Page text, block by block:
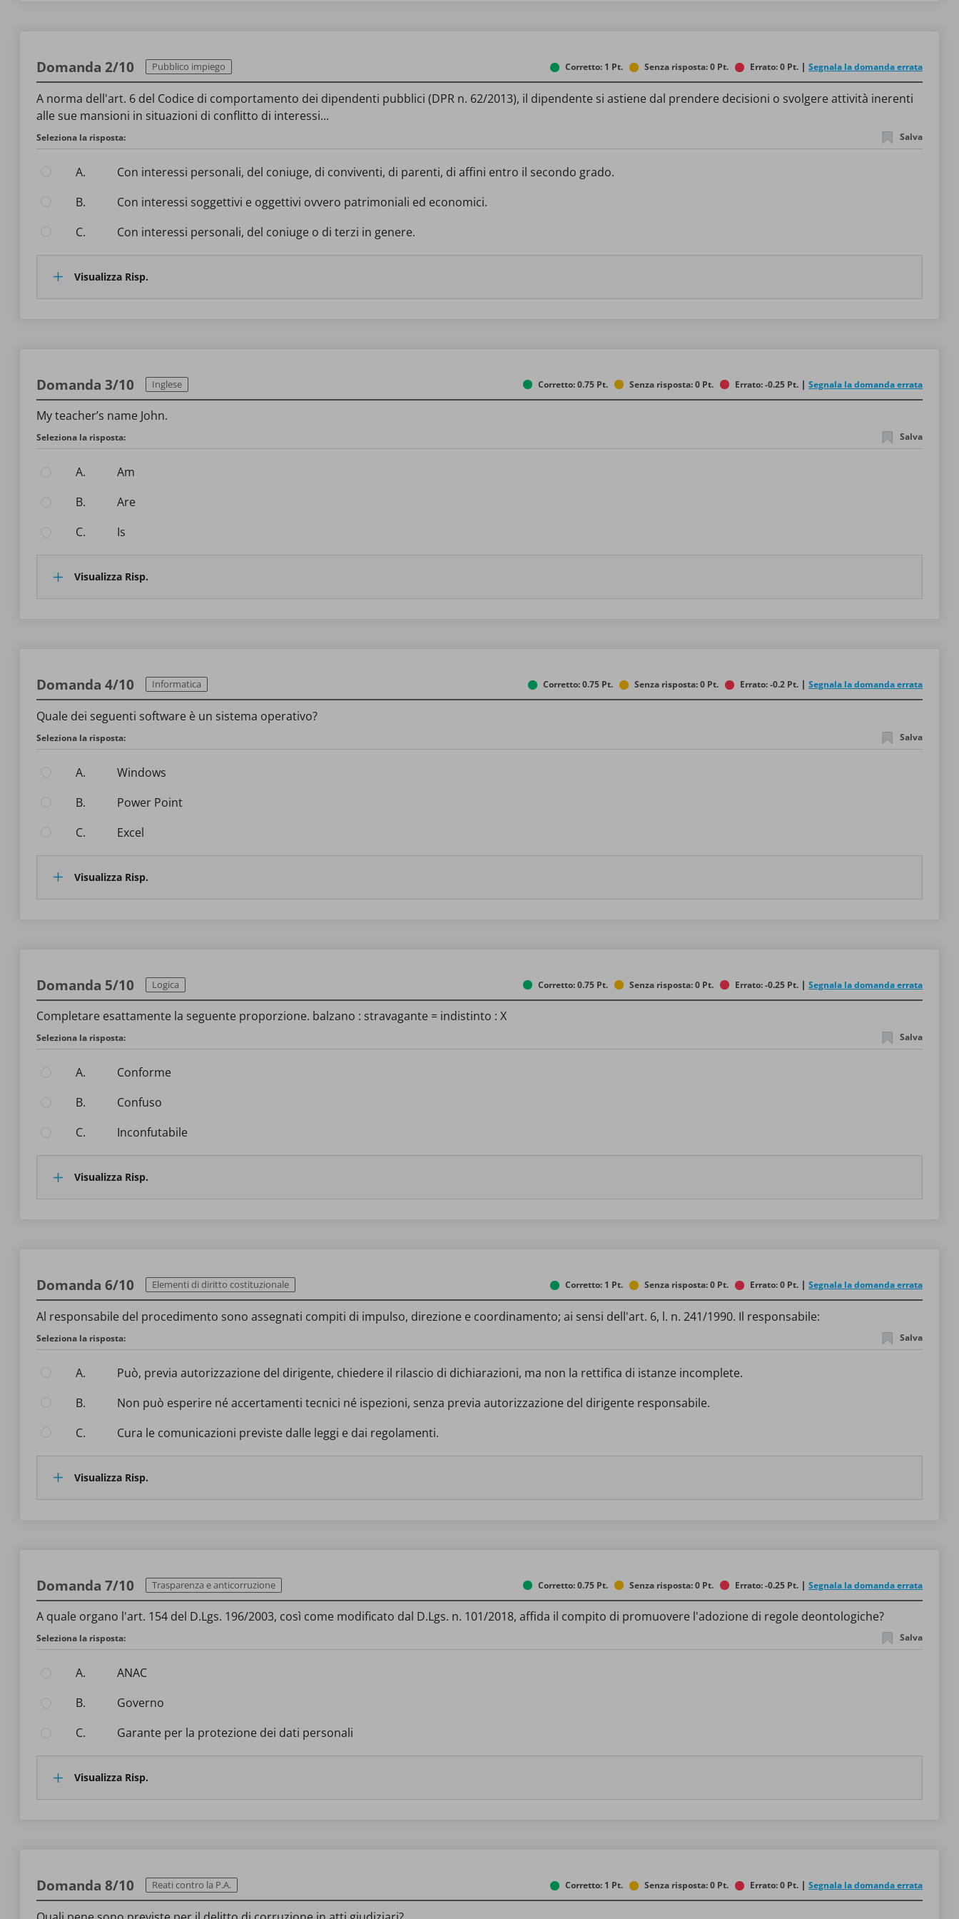
Domanda 2/10 Pubblico impiego Corretto: 1 Pt. Senza risposta: 0 Pt. Errato: 0 Pt. Segnala la domanda errata
A norma dell'art. 6 del Codice di comportamento dei dipendenti pubblici (DPR n. 62/2013), il dipendente si astiene dal prendere decisioni o svolgere attività inerenti
alle sue mansioni in situazioni di conflitto di interessi...
Seleziona la risposta: Salva
A.
Con interessi personali, del coniuge, di conviventi, di parenti, di affini entro il secondo grado.
B.
Con interessi soggettivi e oggettivi ovvero patrimoniali ed economici.
C.
Con interessi personali, del coniuge o di terzi in genere.
Visualizza Risp.
Domanda 3/10 Inglese Corretto: 0.75 Pt. Senza risposta: 0 Pt. Errato: -0.25 Pt. Segnala la domanda errata
My teacher’s name John.
Seleziona la risposta: Salva
A.
am
B.
are
C.
is
Visualizza Risp.
Domanda 4/10 Informatica Corretto: 0.75 Pt. Senza risposta: 0 Pt. Errato: -0.2 Pt. Segnala la domanda errata
Quale dei seguenti software è un sistema operativo?
Seleziona la risposta: Salva
A.
Windows
B.
Power Point
C.
Excel
Visualizza Risp.
Domanda 5/10 Logica Corretto: 0.75 Pt. Senza risposta: 0 Pt. Errato: -0.25 Pt. Segnala la domanda errata
Completare esattamente la seguente proporzione. balzano : stravagante = indistinto : X
Seleziona la risposta: Salva
A.
conforme
B.
Confuso
C.
inconfutabile
Visualizza Risp.
Domanda 6/10 Elementi di diritto costituzionale Corretto: 1 Pt. Senza risposta: 0 Pt. Errato: 0 Pt. Segnala la domanda errata
Al responsabile del procedimento sono assegnati compiti di impulso, direzione e coordinamento; ai sensi dell'art. 6, l. n. 241/1990. Il responsabile:
Seleziona la risposta: Salva
A.
Può, previa autorizzazione del dirigente, chiedere il rilascio di dichiarazioni, ma non la rettifica di istanze incomplete.
B.
Non può esperire né accertamenti tecnici né ispezioni, senza previa autorizzazione del dirigente responsabile.
C.
Cura le comunicazioni previste dalle leggi e dai regolamenti.
Visualizza Risp.
Domanda 7/10 Trasparenza e anticorruzione Corretto: 0.75 Pt. Senza risposta: 0 Pt. Errato: -0.25 Pt. Segnala la domanda errata
A quale organo l'art. 154 del D.Lgs. 196/2003, così come modificato dal D.Lgs. n. 101/2018, affida il compito di promuovere l'adozione di regole deontologiche?
Seleziona la risposta: Salva
A.
ANAC
B.
Governo
C.
Garante per la protezione dei dati personali
Visualizza Risp.
Domanda 8/10 Reati contro la P.A. Corretto: 1 Pt. Senza risposta: 0 Pt. Errato: 0 Pt. Segnala la domanda errata